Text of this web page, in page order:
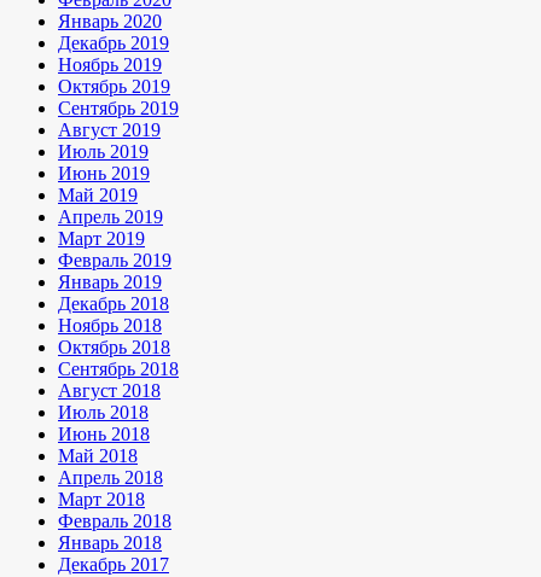
Январь 2020
Декабрь 2019
Ноябрь 2019
Октябрь 2019
Сентябрь 2019
Август 2019
Июль 2019
Июнь 2019
Май 2019
Апрель 2019
Март 2019
Февраль 2019
Январь 2019
Декабрь 2018
Ноябрь 2018
Октябрь 2018
Сентябрь 2018
Август 2018
Июль 2018
Июнь 2018
Май 2018
Апрель 2018
Март 2018
Февраль 2018
Январь 2018
Декабрь 2017